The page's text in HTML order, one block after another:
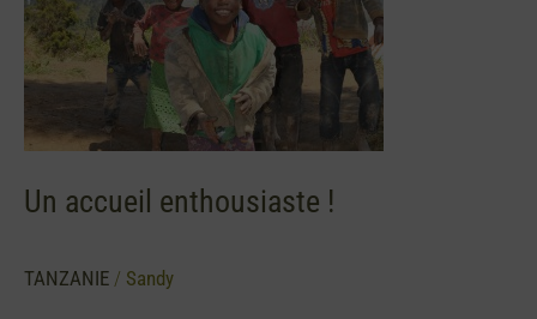
Un accueil enthousiaste !
TANZANIE / Sandy
!